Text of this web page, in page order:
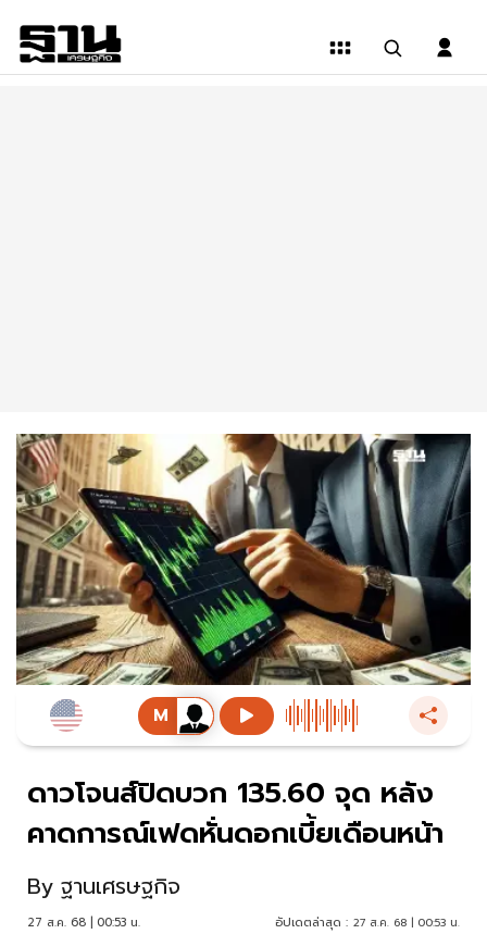
ดาวโจนส์ปิดบวก 135.60 จุด หลัง
คาดการณ์เฟดหั่นดอกเบี้ยเดือนหน้า
By ฐานเศรษฐกิจ
27 ส.ค. 68 | 00:53 น. อัปเดตล่าสุด : 27 ส.ค. 68 | 00:53 น.